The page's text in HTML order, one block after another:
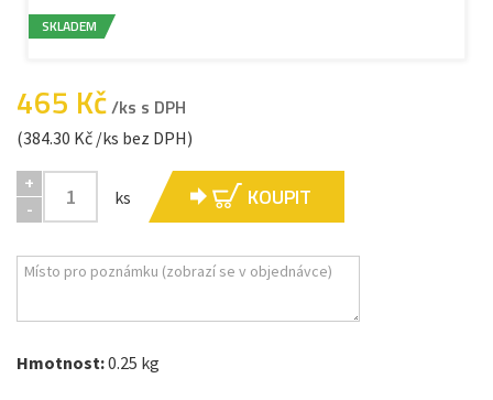
SKLADEM
465 Kč/ks s DPH
(384.30 Kč /ks bez DPH)
+
-
ks KOUPIT
Hmotnost:0.25 kg